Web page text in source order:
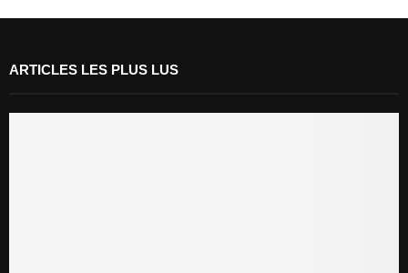
ARTICLES LES PLUS LUS